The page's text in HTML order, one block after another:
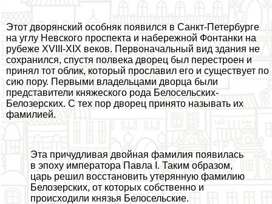
Этот дворянский особняк появился в Санкт-Петербурге
на углу Невского проспекта и набережной Фонтанки на
рубеже XVIII-XIX веков. Первоначальный вид здания не
сохранился, спустя полвека дворец был перестроен и
принял тот облик, который прославил его и существует по
сию пору. Первыми владельцами дворца были
представители княжеского рода Белосельских-
Белозерских. С тех пор дворец принято называть их
фамилией.
Эта причудливая двойная фамилия появилась
в эпоху императора Павла I. Таким образом,
царь решил восстановить утерянную фамилию
Белозерских, от которых собственно и
происходили князья Белосельские.